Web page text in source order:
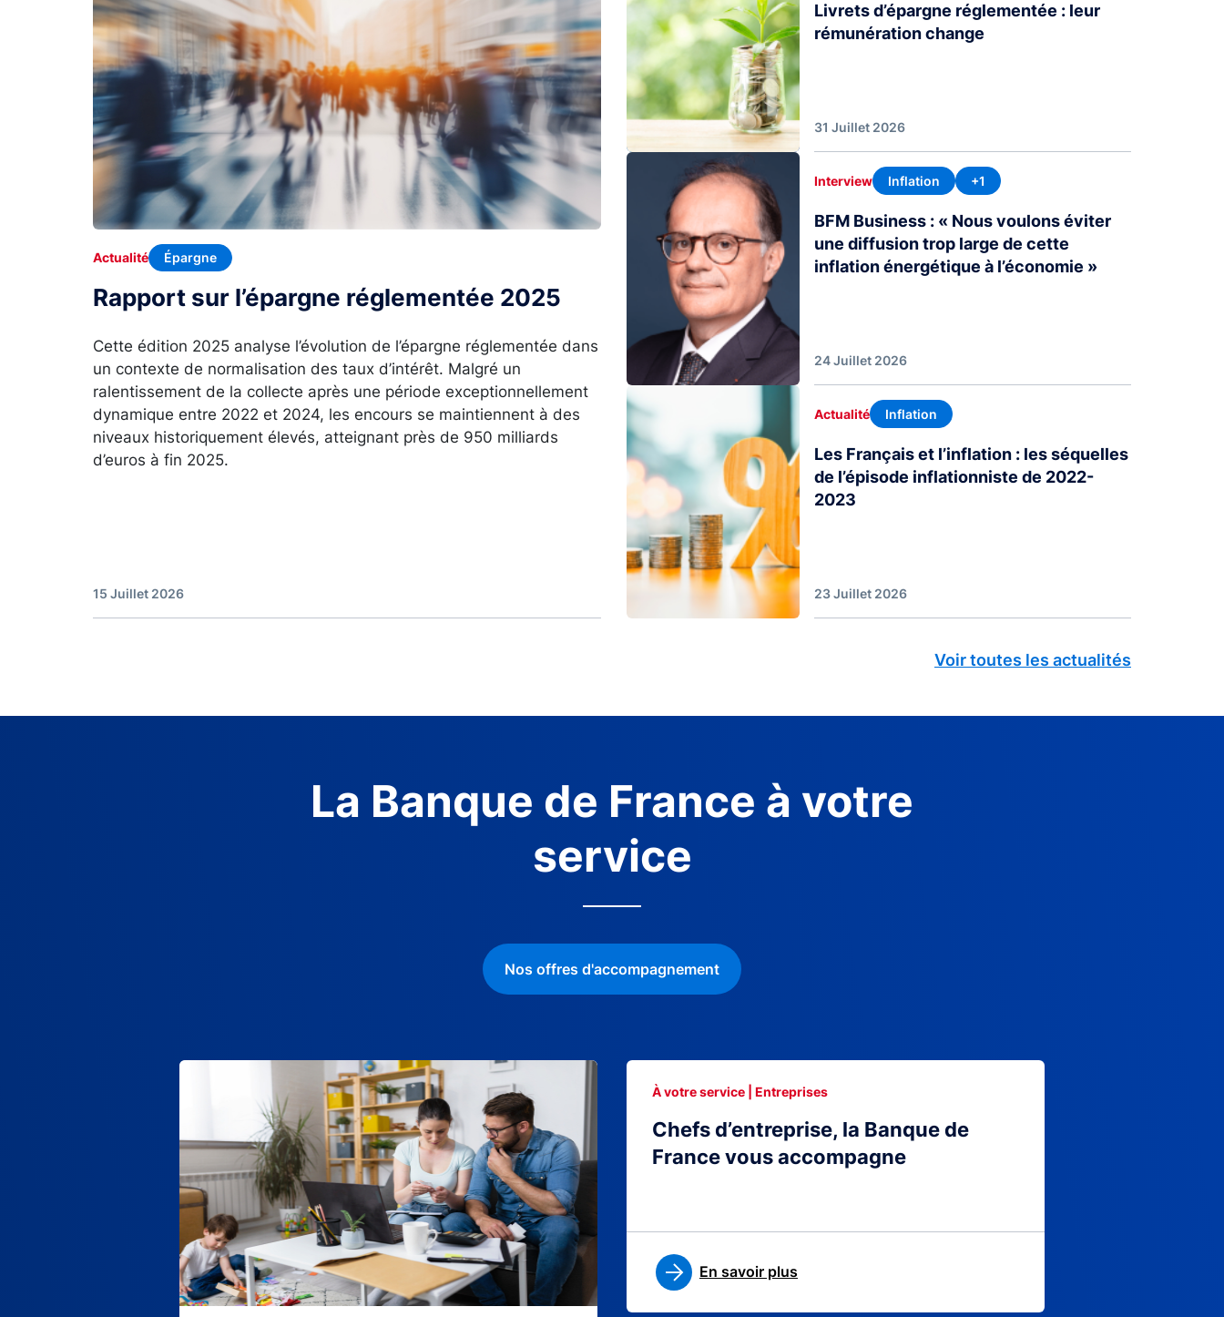
Rapport sur l’épargne réglementée 2025
Actualité Épargne
Cette édition 2025 analyse l’évolution de l’épargne réglementée dans
un contexte de normalisation des taux d’intérêt. Malgré un
ralentissement de la collecte après une période exceptionnellement
dynamique entre 2022 et 2024, les encours se maintiennent à des
niveaux historiquement élevés, atteignant près de 950 milliards
d’euros à fin 2025.
15 Juillet 2026
Livrets d’épargne réglementée : leur
rémunération change
31 Juillet 2026
Interview Inflation +1
BFM Business : « Nous voulons éviter
une diffusion trop large de cette
inflation énergétique à l’économie »
24 Juillet 2026
Image
Actualité Inflation
Les Français et l’inflation : les séquelles
de l’épisode inflationniste de 2022-
2023
23 Juillet 2026
Voir toutes les actualités
La Banque de France à votre
service
Nos offres d'accompagnement
Chefs d’entreprise, la Banque de
France vous accompagne
À votre service | Entreprises
En savoir plus